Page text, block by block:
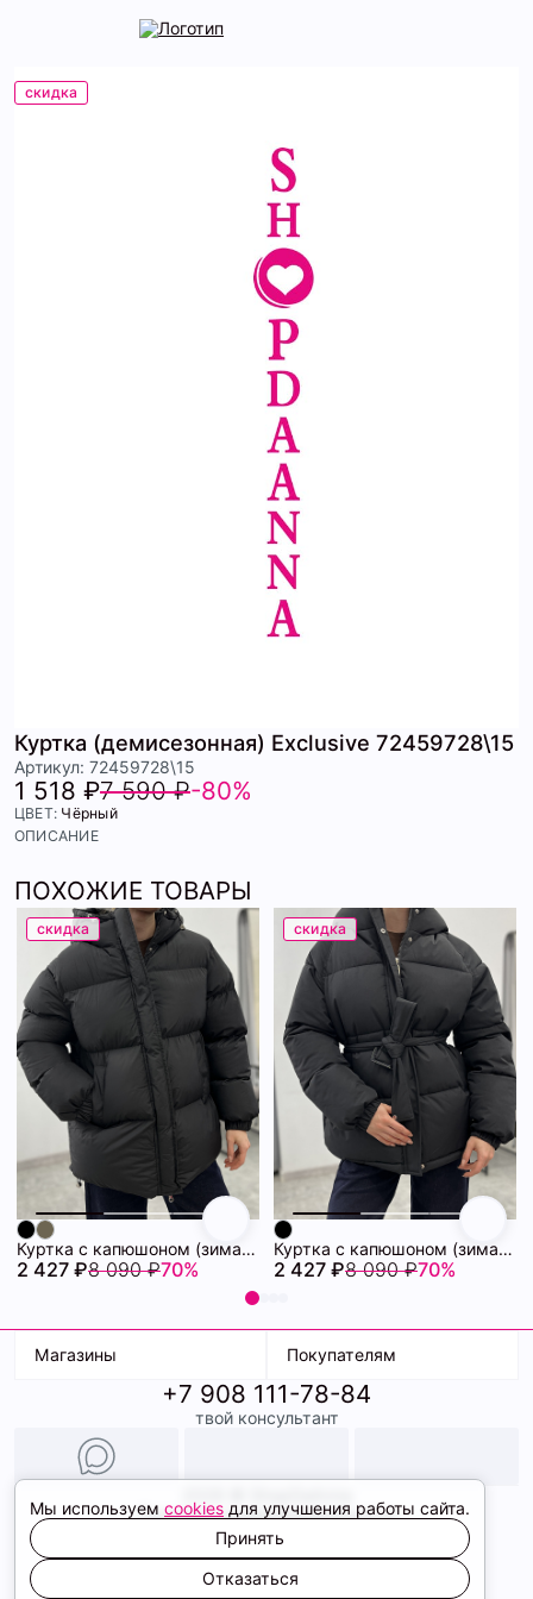
скидка
Куртка (демисезонная) Exclusive 72459728\15
Артикул: 72459728\15
1 518 ₽7 590 ₽-80%
ЦВЕТ: Чёрный
ОПИСАНИЕ
ПОХОЖИЕ ТОВАРЫ
скидка
Куртка с капюшоном (зима) 72460880\15
2 427 ₽8 090 ₽70%
скидка
Куртка с капюшоном (зима) 72460878\15
2 427 ₽8 090 ₽70%
Магазины
ТК Терминал
ТРК Континент
Покупателям
Доставка
Условия оплаты
Образы
+7 908 111-78-84
твой консультант
Политика конфиденциальности
Соглашение cookie
Сайт создали
Мы используем cookies для улучшения работы сайта.
Принять
Отказаться